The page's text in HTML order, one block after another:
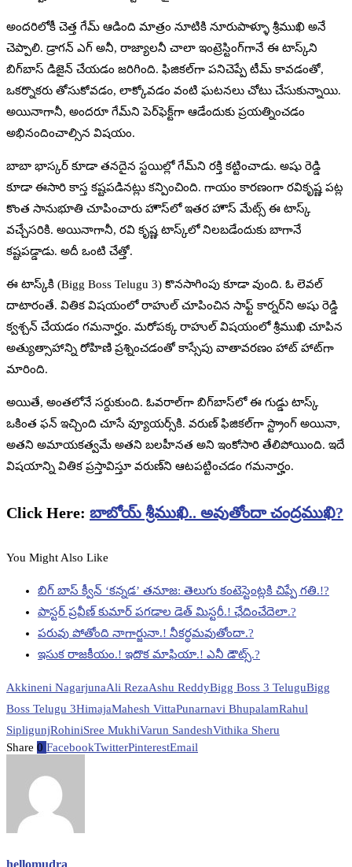
అందరిలోకీ చెత్త గేమ్‌ ఆడింది మాత్రం నూటికి నూరుపాళ్ళూ శ్రీముఖి అనే
చెప్పాలి. డ్రాగన్‌ ఎగ్‌ అనీ, రాజ్యాలనీ చాలా ఇంట్రెస్టింగ్‌గానే ఈ టాస్క్‌ని
బిగ్‌బాస్‌ డిజైన్‌ చేయడం జరిగింది. ఫిజికల్‌గా పనిచెప్పే టీమ్‌ కావడంతో,
ఒకర్నొకరు తోసుకోవడం, లాక్కోవడం వంటి ఘటనలు చోటు చేసుకున్నాయి.
అయినాగానీ, అందరూ గేమ్‌ని పెర్‌ఫెక్ట్‌గా ఆడేందుకు ప్రయత్నించడం
అభినందించాల్సిన విషయం.
బాబా భాస్కర్‌ కూడా తనదైన స్టయిల్లో గేమ్‌ని రక్తి కట్టించాడు. అషు రెడ్డి
కూడా ఈసారి కాస్త కష్టపడినట్లు కన్పించింది. గాయం కారణంగా రవికృష్ణ పట్ల
కొంత సానుభూతి చూపించారు హౌస్‌లో ఇతర హౌస్‌ మేట్స్‌ ఈ టాస్క్‌
వచ్చేసరికి. అయినాగానీ, రవి కృష్ణ టాస్క్‌లో నిలబడేందుకు బాగానే
కష్టపడ్డాడు. అదీ ఒంటి చేత్తో.
ఈ టాస్క్‌కి (Bigg Boss Telugu 3) కొనసాగింపు కూడా వుంది. ఓ లెవల్‌
దాటారంతే. వితిక విషయంలో రాహుల్‌ చూపించిన సాఫ్ట్‌ కార్నర్‌ని అషు రెడ్డి
క్వశ్చన్‌ చేయడం గమనార్హం. మరోపక్క రాహుల్‌ విషయంలో శ్రీముఖి చూపిన
అత్యుత్సాహాన్ని రోహిణి ప్రశ్నించడంతో కాస్సేపు వాతావరణం హాట్‌ హాట్‌గా
మారింది.
అయితే, అంతలోనే సర్దుకుంది. ఓవరాల్‌గా బిగ్‌బాస్‌లో ఈ గుడ్డు టాస్క్‌
ఒకింత ఫన్‌ ఇచ్చింది చూసే వ్యూయర్స్‌కి. వరుణ్‌ ఫిజికల్‌గా స్ట్రాంగ్‌ అయినా,
అతని అమాయకత్వమే అతని బలహీనత అని ఇంకోసారి తేలిపోయింది. ఇదే
విషయాన్ని వితిక ప్రస్తావిస్తూ వరుణ్‌ని ఆటపట్టించడం గమనార్హం.
Click Here: బాబోయ్‌ శ్రీముఖి.. అవుతోందా చంద్రముఖి?
You Might Also Like
బిగ్ బాస్ క్వీన్ ‘కన్నడ’ తనూజ: తెలుగు కంటెస్టెంట్లకి చిప్పే గతి.!?
పాస్టర్ ప్రవీణ్ కుమార్ పగడాల డెత్ మిస్టరీ.! ఛేదించేదెలా.?
పరువు పోతోంది నాగార్జునా.! నీకర్థమవుతోందా.?
ఇసుక రాజకీయం.! ఇదొక మాఫియా.! ఎనీ డౌట్స్.?
Akkineni NagarjunaAli RezaAshu ReddyBigg Boss 3 TeluguBigg
Boss Telugu 3HimajaMahesh VittaPunarnavi BhupalamRahul
SipligunjRohiniSree MukhiVarun SandeshVithika Sheru
Share 0 FacebookTwitterPinterestEmail
hellomudra